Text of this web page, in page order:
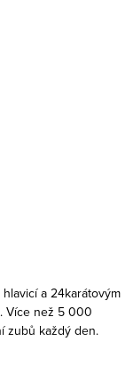
a 24karátovým
Více než 5 000
zubů každý den.